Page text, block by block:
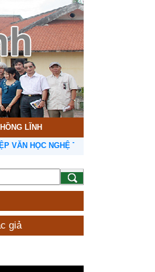
LĨNH
HỌC NGHỆ THUẬT HÀ TĨNH
giả